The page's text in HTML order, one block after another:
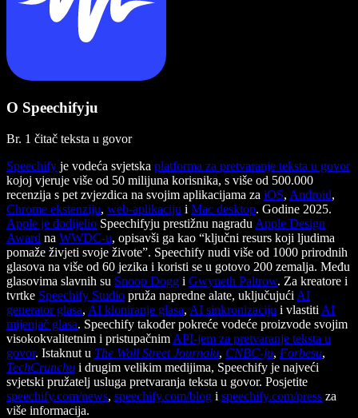
O Speechifyju
Br. 1 čitač teksta u govor
Speechify je vodeća svjetska platforma za pretvaranje teksta u govor
kojoj vjeruje više od 50 milijuna korisnika, s više od 500.000
recenzija s pet zvjezdica na svojim aplikacijama za iOS, Android,
Chrome ekstenziju, web-aplikaciju i Mac desktop. Godine 2025.
Apple je dodijelio Speechifyju prestižnu nagradu Apple Design
Award na WWDC-u, opisavši ga kao “ključni resurs koji ljudima
pomaže živjeti svoje živote”. Speechify nudi više od 1000 prirodnih
glasova na više od 60 jezika i koristi se u gotovo 200 zemalja. Među
glasovima slavnih su Snoop Dogg i Gwyneth Paltrow. Za kreatore i
tvrtke Speechify Studio pruža napredne alate, uključujući AI
generator glasa, AI kloniranje glasa, AI sinkronizaciju i vlastiti AI
mijenjač glasa. Speechify također pokreće vodeće proizvode svojim
visokokvalitetnim i pristupačnim API-jem za pretvaranje teksta u
govor. Istaknut u The Wall Street Journalu, CNBC-ju, Forbesu,
TechCrunchu i drugim velikim medijima, Speechify je najveći
svjetski pružatelj usluga pretvaranja teksta u govor. Posjetite
speechify.com/news, speechify.com/blog i speechify.com/press za
više informacija.